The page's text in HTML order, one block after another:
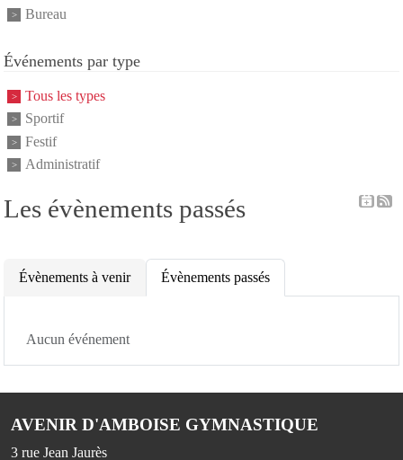
Les évènements passés
Évènements à venir Évènements passés
Aucun événement
Bureau
Événements par type
Tous les types
Sportif
Festif
Administratif
AVENIR D'AMBOISE GYMNASTIQUE
3 rue Jean Jaurès